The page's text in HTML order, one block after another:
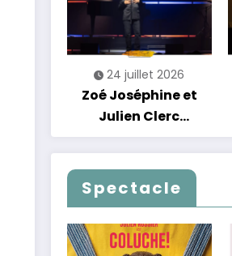
24 juillet 2026
Zoé Joséphine et
Julien Clerc
clôturent en beauté
Les Nuits
Francofolies au
Spectacle